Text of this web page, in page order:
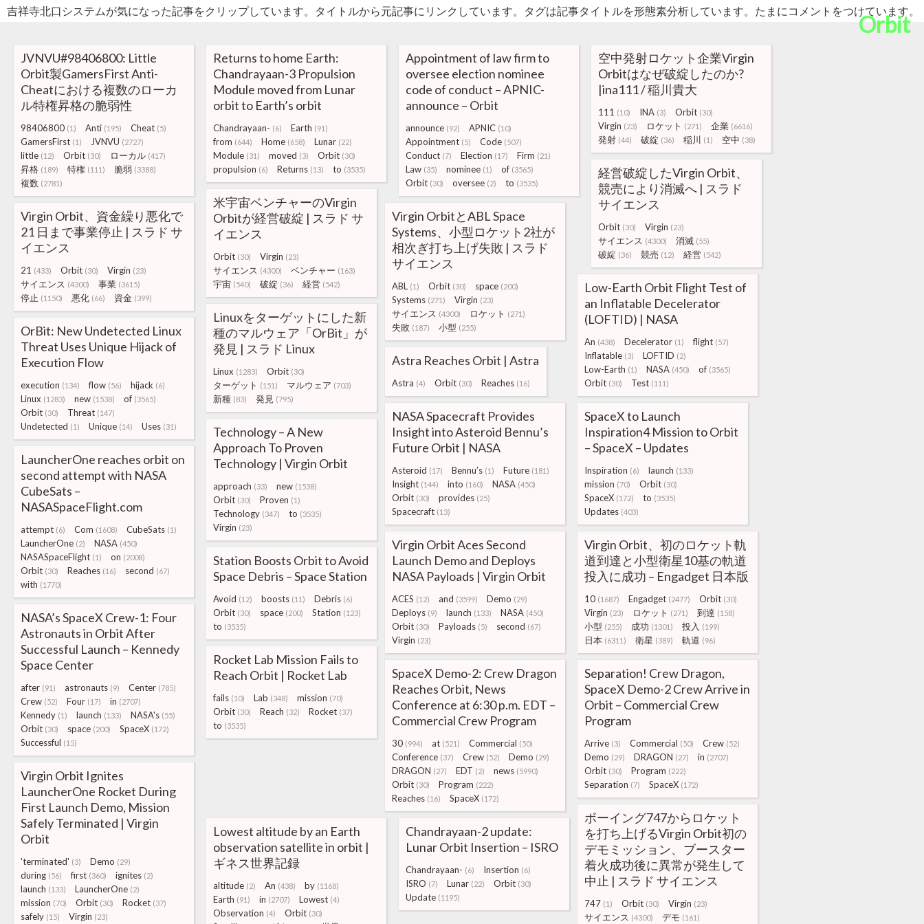
吉祥寺北口システムが気になった記事をクリップしています。タイトルから元記事にリンクしています。タグは記事タイトルを形態素分析しています。たまにコメントをつけています。
Orbit
JVNVU#98406800: Little
Orbit製GamersFirst Anti-
Cheatにおける複数のローカ
ル特権昇格の脆弱性
98406800 (1) Anti (195) Cheat (5)
GamersFirst (1) JVNVU (2727)
little (12) Orbit (30) ローカル (417)
昇格 (189) 特権 (111) 脆弱 (3388)
複数 (2781)
Returns to home Earth:
Chandrayaan-3 Propulsion
Module moved from Lunar
orbit to Earth’s orbit
Chandrayaan- (6) Earth (91)
from (644) Home (658) Lunar (22)
Module (31) moved (3) Orbit (30)
propulsion (6) Returns (13) to (3535)
Appointment of law firm to
oversee election nominee
code of conduct – APNIC-
announce – Orbit
announce (92) APNIC (10)
Appointment (5) Code (507)
Conduct (7) Election (17) Firm (21)
Law (35) nominee (1) of (3565)
Orbit (30) oversee (2) to (3535)
空中発射ロケット企業Virgin
Orbitはなぜ破綻したのか?
|ina111 / 稲川貴大
111 (10) INA (3) Orbit (30)
Virgin (23) ロケット (271) 企業 (6616)
発射 (44) 破綻 (36) 稲川 (1) 空中 (38)
経営破綻したVirgin Orbit、
競売により消滅へ | スラド
サイエンス
Orbit (30) Virgin (23)
サイエンス (4300) 消滅 (55)
破綻 (36) 競売 (12) 経営 (542)
米宇宙ベンチャーのVirgin
Orbitが経営破綻 | スラド サ
イエンス
Orbit (30) Virgin (23)
サイエンス (4300) ベンチャー (163)
宇宙 (540) 破綻 (36) 経営 (542)
Virgin Orbit、資金繰り悪化で
21 日まで事業停止 | スラド サ
イエンス
21 (433) Orbit (30) Virgin (23)
サイエンス (4300) 事業 (3615)
停止 (1150) 悪化 (66) 資金 (399)
Virgin OrbitとABL Space
Systems、小型ロケット2社が
相次ぎ打ち上げ失敗 | スラド
サイエンス
ABL (1) Orbit (30) space (200)
Systems (271) Virgin (23)
サイエンス (4300) ロケット (271)
失敗 (187) 小型 (255)
Low-Earth Orbit Flight Test of
an Inflatable Decelerator
(LOFTID) | NASA
An (438) Decelerator (1) flight (57)
Inflatable (3) LOFTID (2)
Low-Earth (1) NASA (450) of (3565)
Orbit (30) Test (111)
OrBit: New Undetected Linux
Threat Uses Unique Hijack of
Execution Flow
execution (134) flow (56) hijack (6)
Linux (1283) new (1538) of (3565)
Orbit (30) Threat (147)
Undetected (1) Unique (14) Uses (31)
Linuxをターゲットにした新
種のマルウェア「OrBit」が
発見 | スラド Linux
Linux (1283) Orbit (30)
ターゲット (151) マルウェア (703)
新種 (83) 発見 (795)
Astra Reaches Orbit | Astra
Astra (4) Orbit (30) Reaches (16)
NASA Spacecraft Provides
Insight into Asteroid Bennu’s
Future Orbit | NASA
Asteroid (17) Bennu’s (1) Future (181)
Insight (144) into (160) NASA (450)
Orbit (30) provides (25)
Spacecraft (13)
SpaceX to Launch
Inspiration4 Mission to Orbit
– SpaceX – Updates
Inspiration (6) launch (133)
mission (70) Orbit (30)
SpaceX (172) to (3535)
Updates (403)
Technology – A New
Approach To Proven
Technology | Virgin Orbit
approach (33) new (1538)
Orbit (30) Proven (1)
Technology (347) to (3535)
Virgin (23)
LauncherOne reaches orbit on
second attempt with NASA
CubeSats –
NASASpaceFlight.com
attempt (6) Com (1608) CubeSats (1)
LauncherOne (2) NASA (450)
NASASpaceFlight (1) on (2008)
Orbit (30) Reaches (16) second (67)
with (1770)
Virgin Orbit Aces Second
Launch Demo and Deploys
NASA Payloads | Virgin Orbit
ACES (12) and (3599) Demo (29)
Deploys (9) launch (133) NASA (450)
Orbit (30) Payloads (5) second (67)
Virgin (23)
Virgin Orbit、初のロケット軌
道到達と小型衛星10基の軌道
投入に成功 – Engadget 日本版
10 (1687) Engadget (2477) Orbit (30)
Virgin (23) ロケット (271) 到達 (158)
小型 (255) 成功 (1301) 投入 (199)
日本 (6311) 衛星 (389) 軌道 (96)
NASA’s SpaceX Crew-1: Four
Astronauts in Orbit After
Successful Launch – Kennedy
Space Center
after (91) astronauts (9) Center (785)
Crew (52) Four (17) in (2707)
Kennedy (1) launch (133) NASA's (55)
Orbit (30) space (200) SpaceX (172)
Successful (15)
Station Boosts Orbit to Avoid
Space Debris – Space Station
Avoid (12) boosts (11) Debris (6)
Orbit (30) space (200) Station (123)
to (3535)
Rocket Lab Mission Fails to
Reach Orbit | Rocket Lab
fails (10) Lab (348) mission (70)
Orbit (30) Reach (32) Rocket (37)
to (3535)
SpaceX Demo-2: Crew Dragon
Reaches Orbit, News
Conference at 6:30 p.m. EDT –
Commercial Crew Program
30 (994) at (521) Commercial (50)
Conference (37) Crew (52) Demo (29)
DRAGON (27) EDT (2) news (5990)
Orbit (30) Program (222)
Reaches (16) SpaceX (172)
Separation! Crew Dragon,
SpaceX Demo-2 Crew Arrive in
Orbit – Commercial Crew
Program
Arrive (3) Commercial (50) Crew (52)
Demo (29) DRAGON (27) in (2707)
Orbit (30) Program (222)
Separation (7) SpaceX (172)
Virgin Orbit Ignites
LauncherOne Rocket During
First Launch Demo, Mission
Safely Terminated | Virgin
Orbit
'terminated' (3) Demo (29)
during (56) first (360) ignites (2)
launch (133) LauncherOne (2)
mission (70) Orbit (30) Rocket (37)
safely (15) Virgin (23)
ボーイング747からロケット
を打ち上げるVirgin Orbit初の
デモミッション、ブースター
着火成功後に異常が発生して
中止 | スラド サイエンス
747 (1) Orbit (30) Virgin (23)
サイエンス (4300) デモ (161)
Lowest altitude by an Earth
observation satellite in orbit |
ギネス世界記録
altitude (2) An (438) by (1168)
Earth (91) in (2707) Lowest (4)
Observation (4) Orbit (30)
Chandrayaan-2 update:
Lunar Orbit Insertion – ISRO
Chandrayaan- (6) Insertion (6)
ISRO (7) Lunar (22) Orbit (30)
Update (1195)